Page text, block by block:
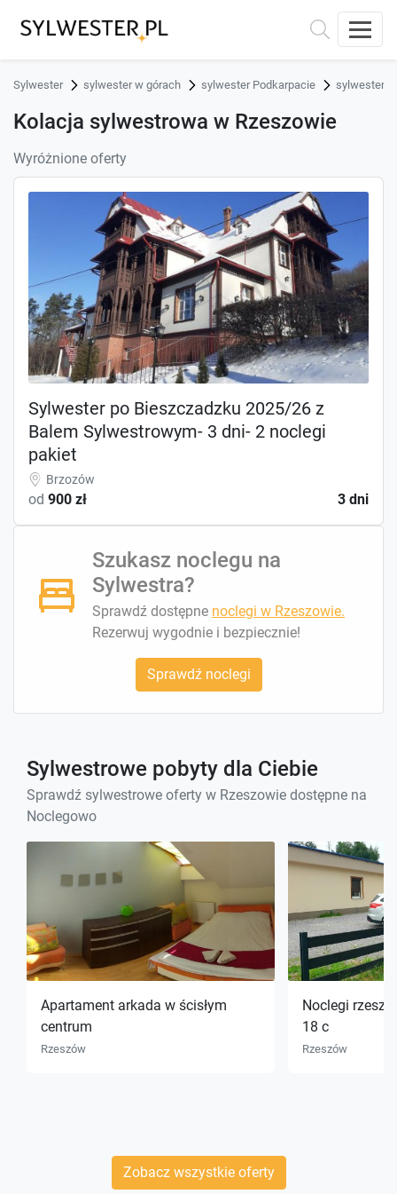
Sylwester sylwester w górach sylwester Podkarpacie sylwester
Kolacja sylwestrowa w Rzeszowie
Wyróżnione oferty
Sylwester po Bieszczadzku 2025/26 z
Balem Sylwestrowym- 3 dni- 2 noclegi
pakiet
Brzozów
od 900 zł 3 dni
Szukasz noclegu na
Sylwestra?
Sprawdź dostępne noclegi w Rzeszowie.
Rezerwuj wygodnie i bezpiecznie!
Sprawdź noclegi
Sylwestrowe pobyty dla Ciebie
Sprawdź sylwestrowe oferty w Rzeszowie dostępne na
Noclegowo
Apartament arkada w ścisłym
centrum
Rzeszów
Noclegi
18 c
Rzeszów
Zobacz wszystkie oferty